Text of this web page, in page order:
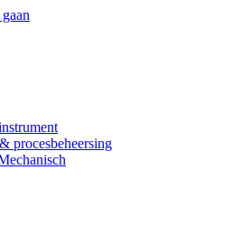
procesbeheersing